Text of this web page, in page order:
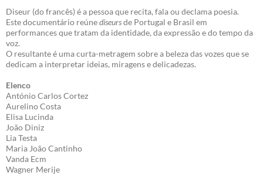
Diseur (do francês) é a pessoa que recita, fala ou declama poesia.
Este documentário reúnediseursde Portugal e Brasil em
performances que tratam da identidade, da expressão e do tempo da
voz.
O resultante é uma curta-metragem sobre a beleza das vozes que se
dedicam a interpretar ideias, miragens e delicadezas.
Elenco
António Carlos Cortez
Aurelino Costa
Elisa Lucinda
João Diniz
Lia Testa
Maria João Cantinho
Vanda Ecm
Wagner Merije